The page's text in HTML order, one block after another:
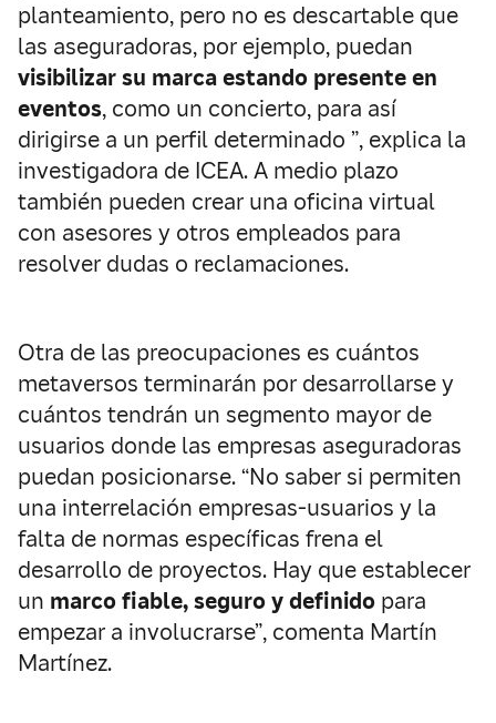
planteamiento, pero no es descartable que
las aseguradoras, por ejemplo, puedan
visibilizar su marca estando presente en
eventos, como un concierto, para así
dirigirse a un perfil determinado ”, explica la
investigadora de ICEA. A medio plazo
también pueden crear una oficina virtual
con asesores y otros empleados para
resolver dudas o reclamaciones.
Otra de las preocupaciones es cuántos
metaversos terminarán por desarrollarse y
cuántos tendrán un segmento mayor de
usuarios donde las empresas aseguradoras
puedan posicionarse. “No saber si permiten
una interrelación empresas-usuarios y la
falta de normas específicas frena el
desarrollo de proyectos. Hay que establecer
un marco fiable, seguro y definido para
empezar a involucrarse”, comenta Martín
Martínez.